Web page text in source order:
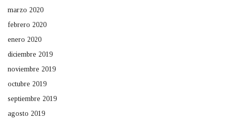
marzo 2020
febrero 2020
enero 2020
diciembre 2019
noviembre 2019
octubre 2019
septiembre 2019
agosto 2019